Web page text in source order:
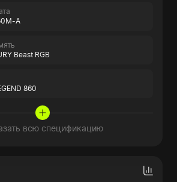
A
Beast RGB
860
всю спецификацию